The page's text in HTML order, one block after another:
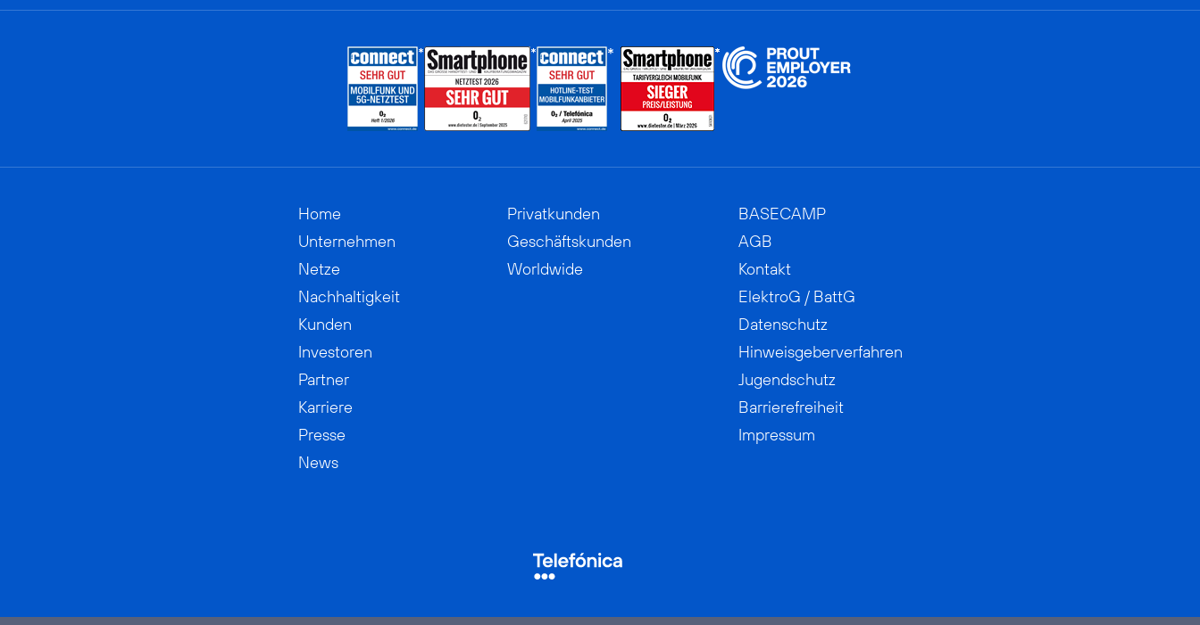
Home
Unternehmen
Netze
Nachhaltigkeit
Kunden
Investoren
Partner
Karriere
Presse
News
Privatkunden
Geschäftskunden
Worldwide
BASECAMP
AGB
Kontakt
ElektroG / BattG
Datenschutz
Hinweisgeberverfahren
Jugendschutz
Barrierefreiheit
Impressum